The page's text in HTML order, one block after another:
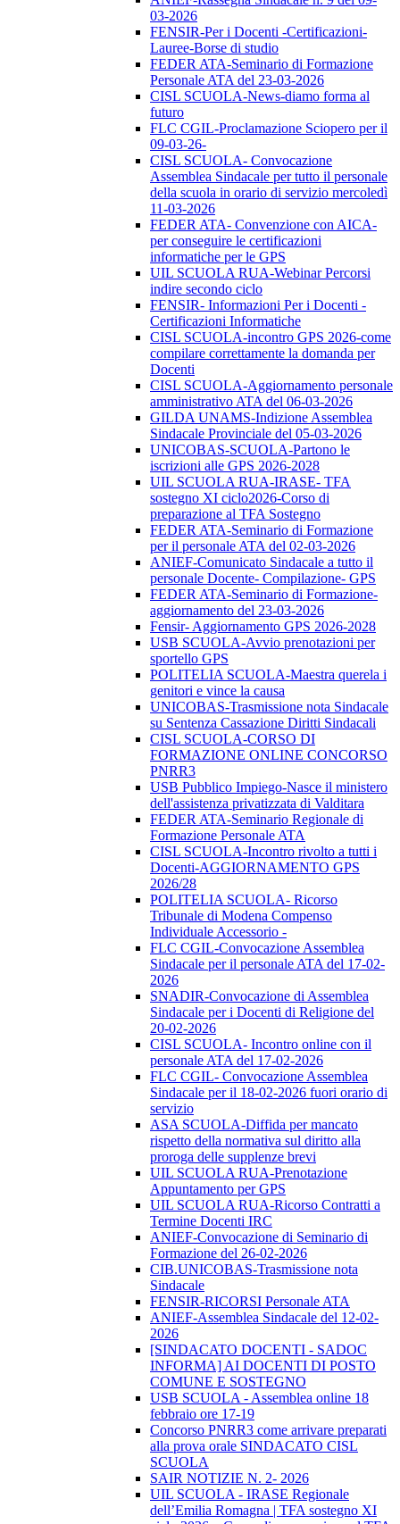
03-2026
FENSIR-Per i Docenti -Certificazioni-
Lauree-Borse di studio
FEDER ATA-Seminario di Formazione
Personale ATA del 23-03-2026
CISL SCUOLA-News-diamo forma al
futuro
FLC CGIL-Proclamazione Sciopero per il
09-03-26-
CISL SCUOLA- Convocazione
Assemblea Sindacale per tutto il personale
della scuola in orario di servizio mercoledì
11-03-2026
FEDER ATA- Convenzione con AICA-
per conseguire le certificazioni
informatiche per le GPS
UIL SCUOLA RUA-Webinar Percorsi
indire secondo ciclo
FENSIR- Informazioni Per i Docenti -
Certificazioni Informatiche
CISL SCUOLA-incontro GPS 2026-come
compilare correttamente la domanda per
Docenti
CISL SCUOLA-Aggiornamento personale
amministrativo ATA del 06-03-2026
GILDA UNAMS-Indizione Assemblea
Sindacale Provinciale del 05-03-2026
UNICOBAS-SCUOLA-Partono le
iscrizioni alle GPS 2026-2028
UIL SCUOLA RUA-IRASE- TFA
sostegno XI ciclo2026-Corso di
preparazione al TFA Sostegno
FEDER ATA-Seminario di Formazione
per il personale ATA del 02-03-2026
ANIEF-Comunicato Sindacale a tutto il
personale Docente- Compilazione- GPS
FEDER ATA-Seminario di Formazione-
aggiornamento del 23-03-2026
Fensir- Aggiornamento GPS 2026-2028
USB SCUOLA-Avvio prenotazioni per
sportello GPS
POLITELIA SCUOLA-Maestra querela i
genitori e vince la causa
UNICOBAS-Trasmissione nota Sindacale
su Sentenza Cassazione Diritti Sindacali
CISL SCUOLA-CORSO DI
FORMAZIONE ONLINE CONCORSO
PNRR3
USB Pubblico Impiego-Nasce il ministero
dell'assistenza privatizzata di Valditara
FEDER ATA-Seminario Regionale di
Formazione Personale ATA
CISL SCUOLA-Incontro rivolto a tutti i
Docenti-AGGIORNAMENTO GPS
2026/28
POLITELIA SCUOLA- Ricorso
Tribunale di Modena Compenso
Individuale Accessorio -
FLC CGIL-Convocazione Assemblea
Sindacale per il personale ATA del 17-02-
2026
SNADIR-Convocazione di Assemblea
Sindacale per i Docenti di Religione del
20-02-2026
CISL SCUOLA- Incontro online con il
personale ATA del 17-02-2026
FLC CGIL- Convocazione Assemblea
Sindacale per il 18-02-2026 fuori orario di
servizio
ASA SCUOLA-Diffida per mancato
rispetto della normativa sul diritto alla
proroga delle supplenze brevi
UIL SCUOLA RUA-Prenotazione
Appuntamento per GPS
UIL SCUOLA RUA-Ricorso Contratti a
Termine Docenti IRC
ANIEF-Convocazione di Seminario di
Formazione del 26-02-2026
CIB.UNICOBAS-Trasmissione nota
Sindacale
FENSIR-RICORSI Personale ATA
ANIEF-Assemblea Sindacale del 12-02-
2026
[SINDACATO DOCENTI - SADOC
INFORMA] AI DOCENTI DI POSTO
COMUNE E SOSTEGNO
USB SCUOLA - Assemblea online 18
febbraio ore 17-19
Concorso PNRR3 come arrivare preparati
alla prova orale SINDACATO CISL
SCUOLA
SAIR NOTIZIE N. 2- 2026
UIL SCUOLA - IRASE Regionale
dell’Emilia Romagna | TFA sostegno XI